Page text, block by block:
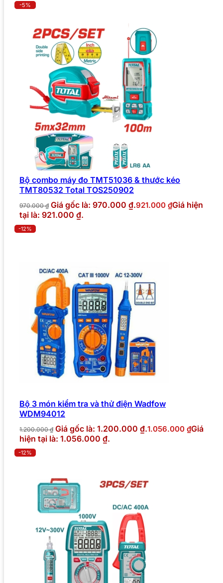
-5%
Bộ combo máy đo TMT51036 & thước kéo
TMT80532 Total TOS250902
970.000₫ Giá gốc là: 970.000 ₫.921.000 ₫Giá hiện
tại là: 921.000 ₫.
-12%
Bộ 3 món kiểm tra và thử điện Wadfow
WDM94012
1.200.000₫ Giá gốc là: 1.200.000 ₫.1.056.000 ₫Giá
hiện tại là: 1.056.000 ₫.
-12%